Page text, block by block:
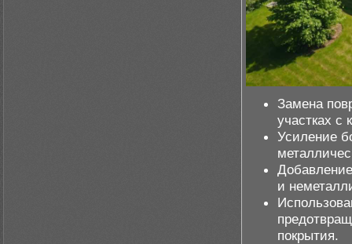
Замена
участках с
Усиление
и
покрытия.